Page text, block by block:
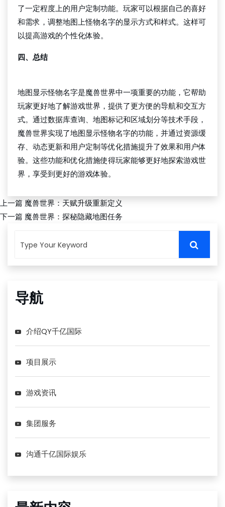
了一定程度上的用户定制功能。玩家可以根据自己的喜好
和需求，调整地图上怪物名字的显示方式和样式。这样可
以提高游戏的个性化体验。
四、总结
地图显示怪物名字是魔兽世界中一项重要的功能，它帮助
玩家更好地了解游戏世界，提供了更方便的导航和交互方
式。通过数据库查询、地图标记和区域划分等技术手段，
魔兽世界实现了地图显示怪物名字的功能，并通过资源缓
存、动态更新和用户定制等优化措施提升了效果和用户体
验。这些功能和优化措施使得玩家能够更好地探索游戏世
界，享受到更好的游戏体验。
上一篇 魔兽世界：天赋升级重新定义
下一篇 魔兽世界：探秘隐藏地图任务
导航
介绍QY千亿国际
项目展示
游戏资讯
集团服务
沟通千亿国际娱乐